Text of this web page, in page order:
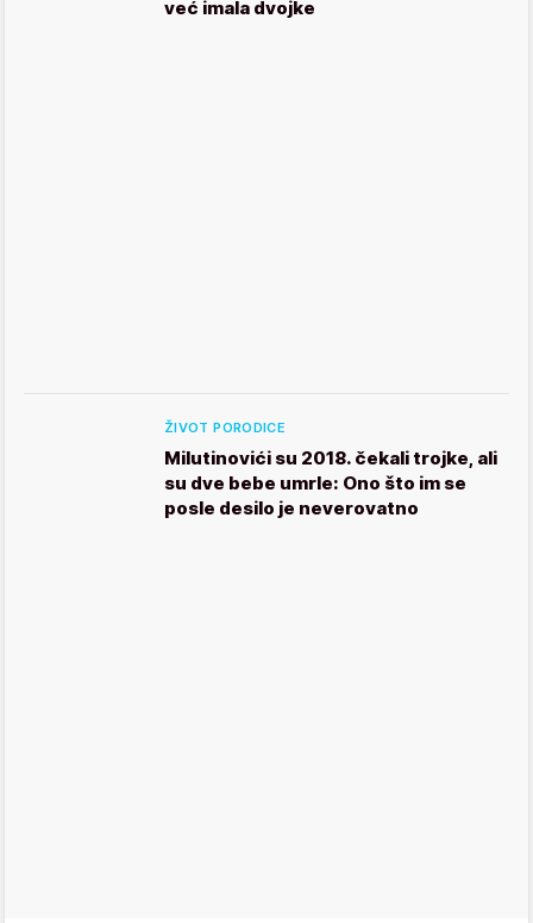
već imala dvojke
ŽIVOT PORODICE
Milutinovići su 2018. čekali trojke, ali
su dve bebe umrle: Ono što im se
posle desilo je neverovatno